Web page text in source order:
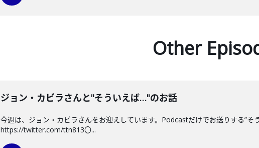
Other
ジョン・カビラさんと"そういえば…"のお話
今週は、ジョン・カビラさんをお迎えしています。Podcastだけでお送りする”
https://twitter.com/ttn813〇...